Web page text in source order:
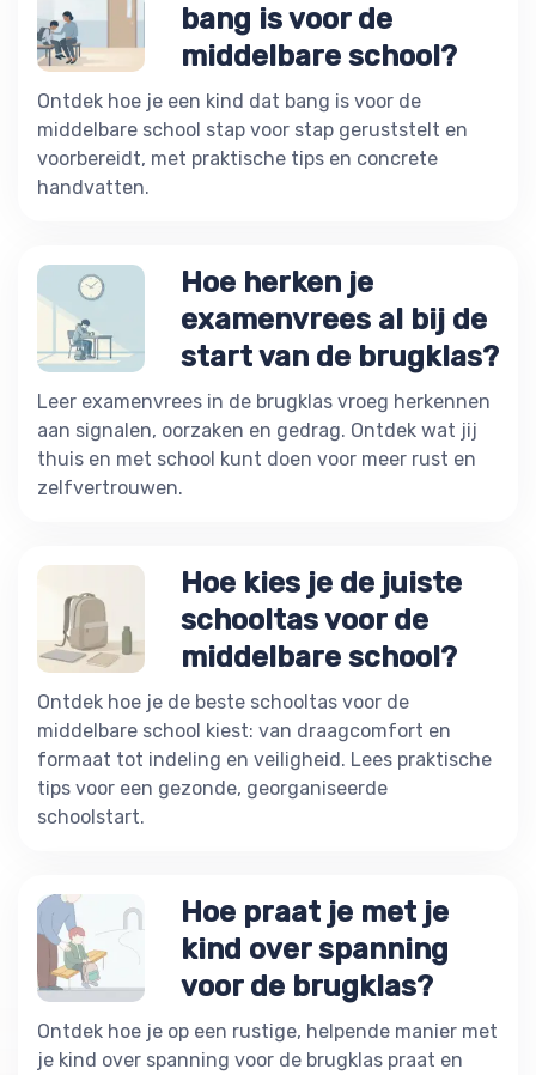
bang is voor de
middelbare school?
Ontdek hoe je een kind dat bang is voor de
middelbare school stap voor stap geruststelt en
voorbereidt, met praktische tips en concrete
handvatten.
Hoe herken je
examenvrees al bij de
start van de brugklas?
Leer examenvrees in de brugklas vroeg herkennen
aan signalen, oorzaken en gedrag. Ontdek wat jij
thuis en met school kunt doen voor meer rust en
zelfvertrouwen.
Hoe kies je de juiste
schooltas voor de
middelbare school?
Ontdek hoe je de beste schooltas voor de
middelbare school kiest: van draagcomfort en
formaat tot indeling en veiligheid. Lees praktische
tips voor een gezonde, georganiseerde
schoolstart.
Hoe praat je met je
kind over spanning
voor de brugklas?
Ontdek hoe je op een rustige, helpende manier met
je kind over spanning voor de brugklas praat en